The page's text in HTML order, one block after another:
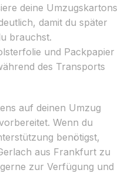
deine Umzugskartons
damit du später
brauchst.
und Packpapier
des Transports
auf deinen Umzug
Wenn du
benötigst,
aus Frankfurt zu
zur Verfügung und